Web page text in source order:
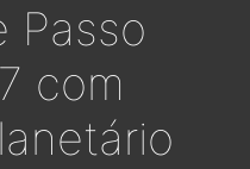
Passo
com